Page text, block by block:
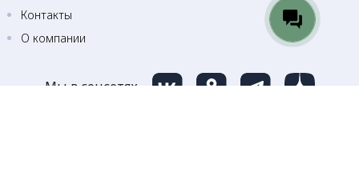
Контакты
О компании
Мы в соцсетях